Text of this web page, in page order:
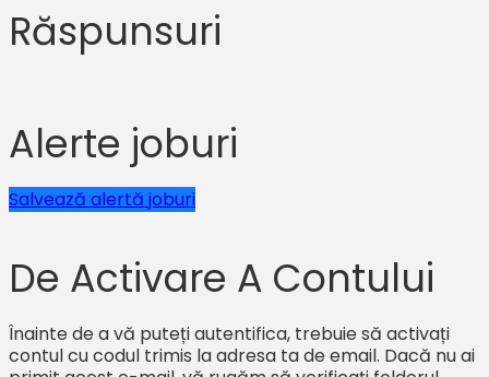
Răspunsuri
Alerte joburi
Salvează alertă joburi
De Activare A Contului
Înainte de a vă puteți autentifica, trebuie să activați
contul cu codul trimis la adresa ta de email. Dacă nu ai